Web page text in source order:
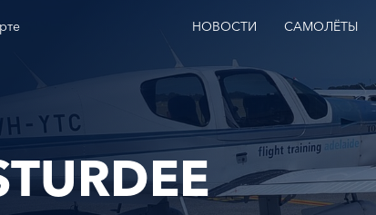
НОВОСТИ САМОЛЁТЫ